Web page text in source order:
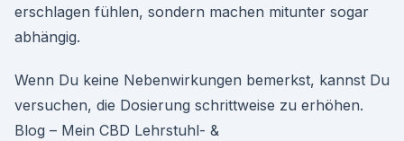
erschlagen fühlen, sondern machen mitunter sogar
abhängig.
Wenn Du keine Nebenwirkungen bemerkst, kannst Du
versuchen, die Dosierung schrittweise zu erhöhen.
Blog – Mein CBD Lehrstuhl- &